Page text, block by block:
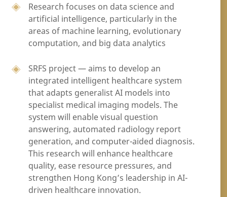
Research focuses on data science and
artificial intelligence, particularly in the
areas of machine learning, evolutionary
computation, and big data analytics
SRFS project — aims to develop an
integrated intelligent healthcare system
that adapts generalist AI models into
specialist medical imaging models. The
system will enable visual question
answering, automated radiology report
generation, and computer-aided diagnosis.
This research will enhance healthcare
quality, ease resource pressures, and
strengthen Hong Kong’s leadership in AI-
driven healthcare innovation.